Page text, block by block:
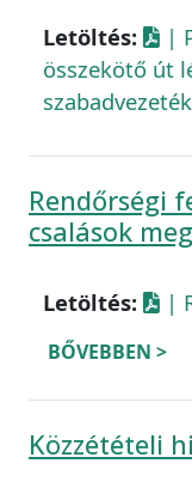
Letöltés:
|
összekötő út
szabadvezeték
Rendőrségi
csalások
Letöltés: |
BŐVEBBEN >
Közzétételi